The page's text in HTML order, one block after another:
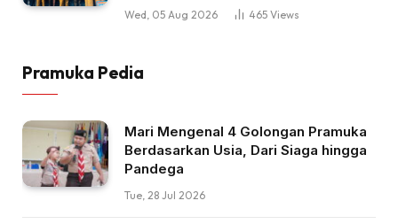
Wed, 05 Aug 2026 465 Views
Pramuka Pedia
Mari Mengenal 4 Golongan Pramuka
Berdasarkan Usia, Dari Siaga hingga
Pandega
Tue, 28 Jul 2026